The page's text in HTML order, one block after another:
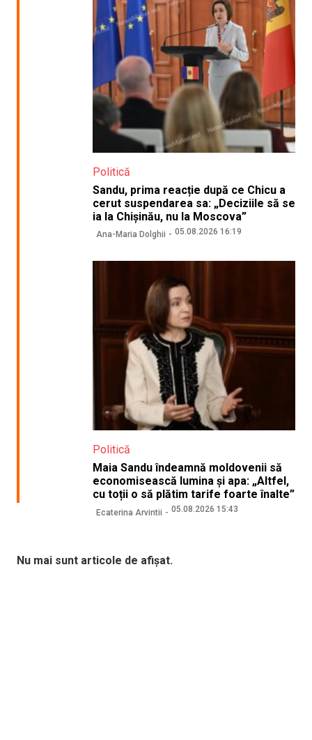
Politică
Sandu, prima reacție după ce Chicu a
cerut suspendarea sa: „Deciziile să se
ia la Chișinău, nu la Moscova”
Ana-Maria Dolghii 05.08.2026 16:19
Politică
Maia Sandu îndeamnă moldovenii să
economisească lumina și apa: „Altfel,
cu toții o să plătim tarife foarte înalte”
Ecaterina Arvintii 05.08.2026 15:43
Nu mai sunt articole de afișat.